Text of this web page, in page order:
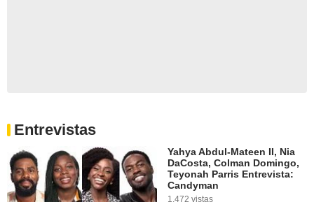
Entrevistas
Yahya Abdul-Mateen II, Nia
DaCosta, Colman Domingo,
Teyonah Parris Entrevista:
Candyman
1.472 vistas